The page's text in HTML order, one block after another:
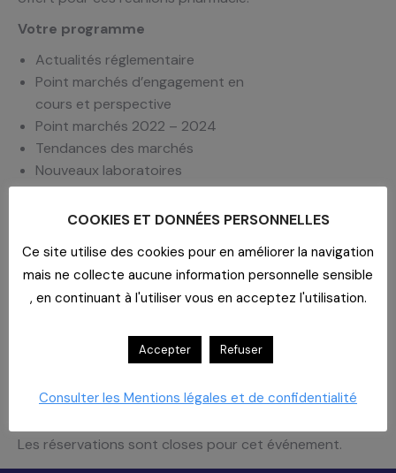
Votre programme
Actualités réglementaire
Point marchés d’engagement en
cours et perspective
Point marchés 2022 – 2024
Tendances des marchés
Nouveaux laboratoires
Equipe Pharmacie CAHPP
Marie Doinel
Anne-Sophie Ferreira
Établissements concernés
Etablissements MCO, SMR, HAD, Psy,
Les réservations sont closes pour cet événement.
COOKIES ET DONNÉES PERSONNELLES
Ce site utilise des cookies pour en améliorer la navigation
mais ne collecte aucune information personnelle sensible
, en continuant à l'utiliser vous en acceptez l'utilisation.
Accepter Refuser
Consulter les Mentions légales et de confidentialité